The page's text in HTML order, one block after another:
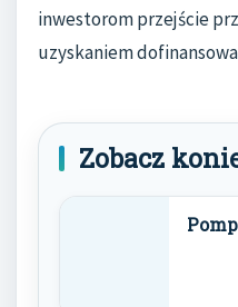
inwestorom przejście
uzyskaniem
Zobacz